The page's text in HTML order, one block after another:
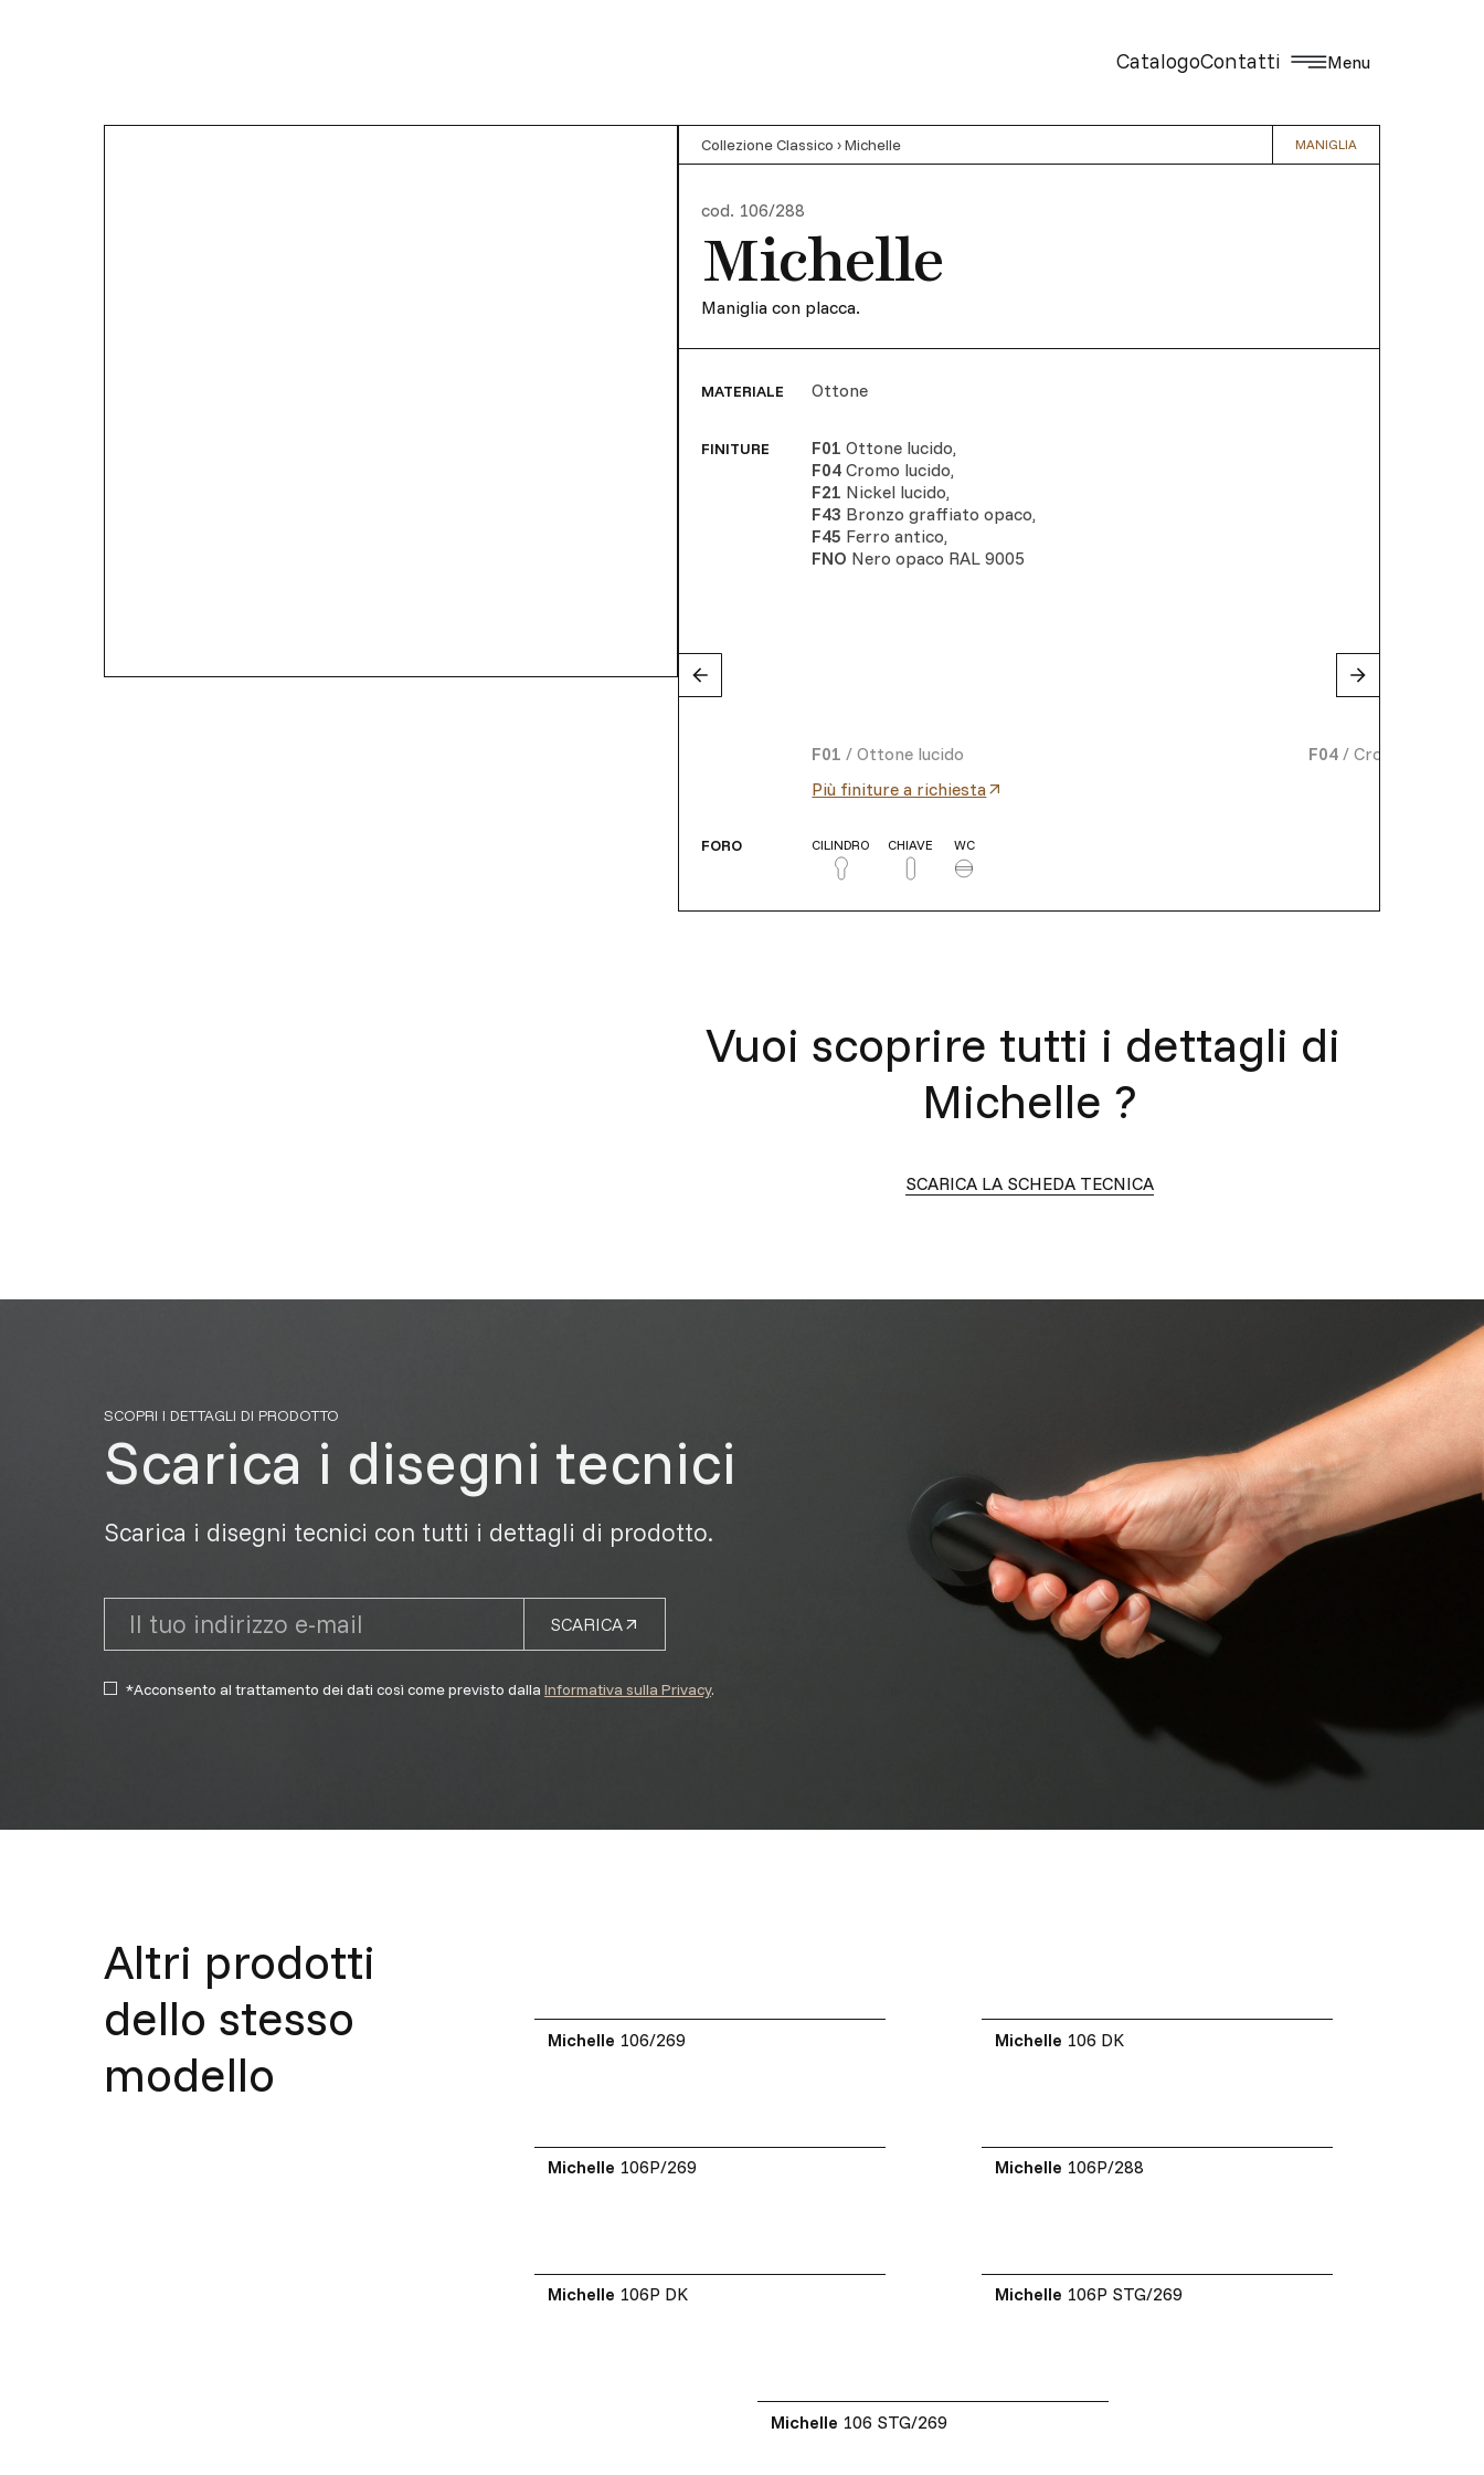
CatalogoContatti Menu
Collezione Classico ›Michelle MANIGLIA
cod. 106/288
Michelle
Maniglia con placca.
MATERIALE Ottone
FINITURE F01 Ottone lucido,
F04 Cromo lucido,
F21 Nickel lucido,
F43 Bronzo graffiato opaco,
F45 Ferro antico,
FNO Nero opaco RAL 9005
F01 /Ottone lucido F04 /Cromo lucido
Più finiture a richiesta
FORO CILINDRO CHIAVE WC
Vuoi scoprire tutti i dettagli di
Michelle ?
SCARICA LA SCHEDA TECNICA
SCOPRI I DETTAGLI DI PRODOTTO
Scarica i disegni tecnici
Scarica i disegni tecnici con tutti i dettagli di prodotto.
SCARICA
*Acconsento al trattamento dei dati così come previsto dallaInformativa sulla Privacy.
Altri prodotti
dello stesso
modello
Michelle 106/269 Michelle 106 DK
Michelle 106P/269 Michelle 106P/288
Michelle 106P DK Michelle 106P STG/269
Michelle 106 STG/269